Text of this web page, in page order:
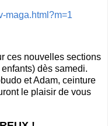
maga.html?m=1
ces nouvelles sections
dès samedi.
et Adam, ceinture
le plaisir de vous